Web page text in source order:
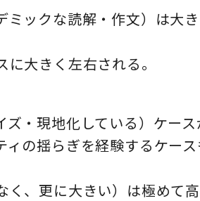
ミックな読解・作文）は大
大きく左右される。
・現地化している）ケース
の揺らぎを経験するケー
く、更に大きい）は極めて